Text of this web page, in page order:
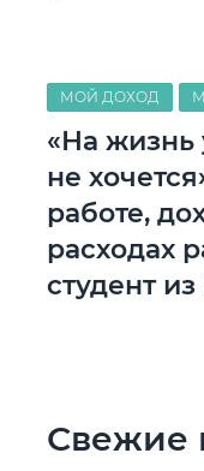
МОЙ ДОХОД
«На жизнь
не
работе,
расходах
студент
Свежие